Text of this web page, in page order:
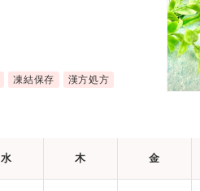
凍結保存
漢方処方
水 木 金